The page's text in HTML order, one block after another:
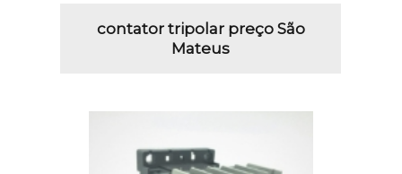
contator tripolar preço São
Mateus